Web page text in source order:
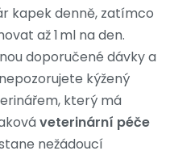
kapek denně, zatímco
až 1 ml na den.
doporučené dávky a
kýžený
který má
veterinární péče
nežádoucí